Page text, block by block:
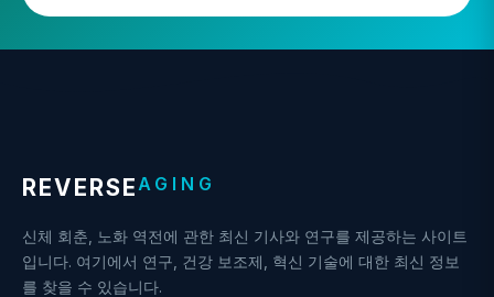
REVERSE AGING
신체 회춘, 노화 역전에 관한 최신 기사와 연구를 제공하는 사이트
입니다. 여기에서 연구, 건강 보조제, 혁신 기술에 대한 최신 정보
를 찾을 수 있습니다.